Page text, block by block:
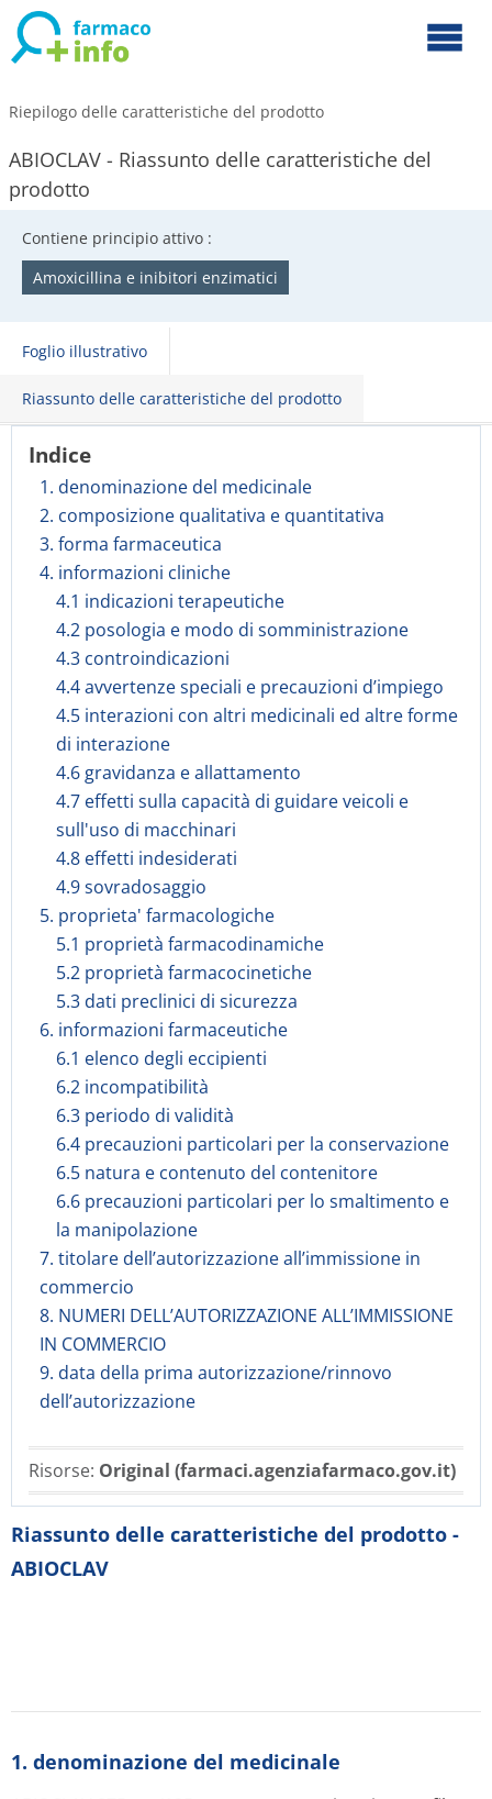
Riepilogo delle caratteristiche del prodotto
ABIOCLAV - Riassunto delle caratteristiche del
prodotto
Contiene principio attivo :
Amoxicillina e inibitori enzimatici
Foglio illustrativo
Riassunto delle caratteristiche del prodotto
Indice
1. denominazione del medicinale
2. composizione qualitativa e quantitativa
3. forma farmaceutica
4. informazioni cliniche
4.1 indicazioni terapeutiche
4.2 posologia e modo di somministrazione
4.3 controindicazioni
4.4 avvertenze speciali e precauzioni d’impiego
4.5 interazioni con altri medicinali ed altre forme
di interazione
4.6 gravidanza e allattamento
4.7 effetti sulla capacità di guidare veicoli e
sull'uso di macchinari
4.8 effetti indesiderati
4.9 sovradosaggio
5. proprieta' farmacologiche
5.1 proprietà farmacodinamiche
5.2 proprietà farmacocinetiche
5.3 dati preclinici di sicurezza
6. informazioni farmaceutiche
6.1 elenco degli eccipienti
6.2 incompatibilità
6.3 periodo di validità
6.4 precauzioni particolari per la conservazione
6.5 natura e contenuto del contenitore
6.6 precauzioni particolari per lo smaltimento e
la manipolazione
7. titolare dell’autorizzazione all’immissione in
commercio
8. NUMERI DELL’AUTORIZZAZIONE ALL’IMMISSIONE
IN COMMERCIO
9. data della prima autorizzazione/rinnovo
dell’autorizzazione
Risorse: Original (farmaci.agenziafarmaco.gov.it)
Riassunto delle caratteristiche del prodotto -
ABIOCLAV
1. denominazione del medicinale